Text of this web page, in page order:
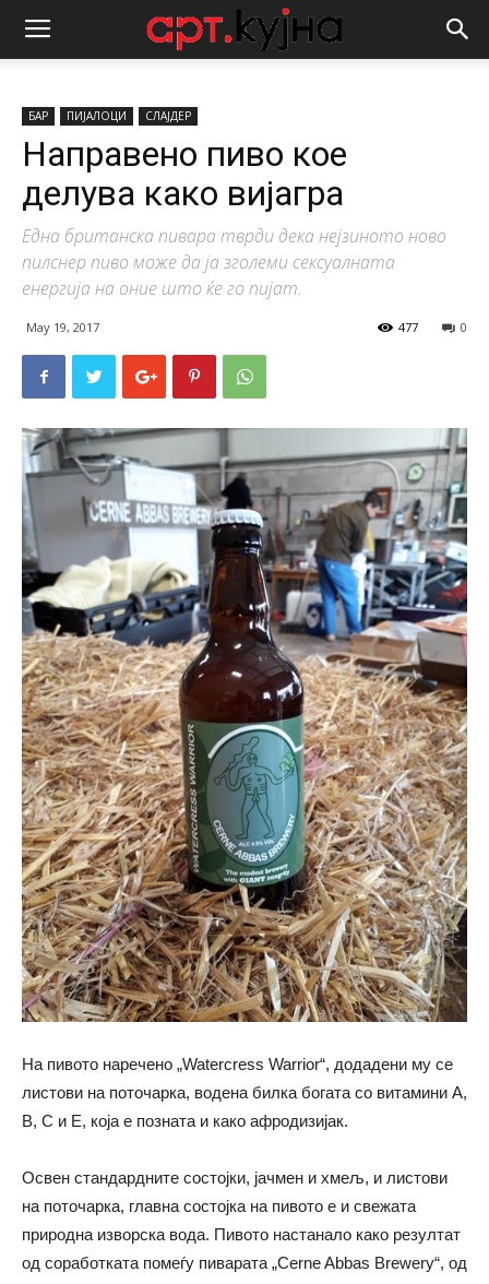
БАР ПИЈАЛОЦИ СЛАЈДЕР
Направено пиво кое
делува како вијагра
Една британска пивара тврди дека нејзиното ново
пилснер пиво може да ја зголеми сексуалната
енергија на оние што ќе го пијат.
May 19, 2017 0
477
На пивото наречено „Watercress Warrior“, додадени му се
листови на поточарка, водена билка богата со витамини A,
B, C и E, која е позната и како афродизијак.
Освен стандардните состојки, јачмен и хмељ, и листови
на поточарка, главна состојка на пивото е и свежата
природна изворска вода. Пивото настанало како резултат
од соработката помеѓу пиварата „Cerne Abbas Brewery“, од